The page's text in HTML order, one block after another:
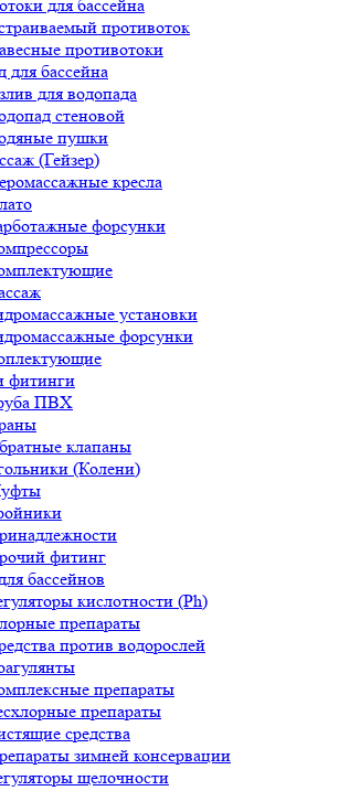
для бассейна
противоток
противотоки
для бассейна
для водопада
стеновой
пушки
(Гейзер)
кресла
форсунки
установки
форсунки
фитинги
ПВХ
клапаны
(Колени)
фитинг
бассейнов
кислотности (Ph)
препараты
против водорослей
препараты
препараты
средства
зимней консервации
щелочности